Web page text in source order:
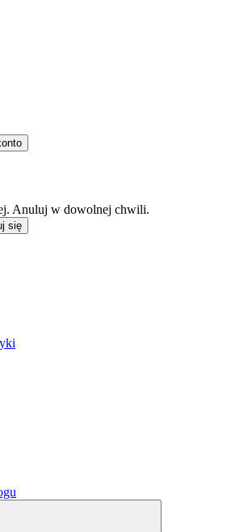
Anuluj w dowolnej chwili.
się